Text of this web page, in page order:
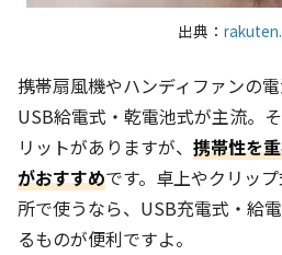
出典：
携帯扇風機やハンディファンの
USB給電式・乾電池式が主流。
リットがありますが、 携帯性を
がおすすめです。卓上やクリッ
所で使うなら、USB充電式・給
るものが便利ですよ。